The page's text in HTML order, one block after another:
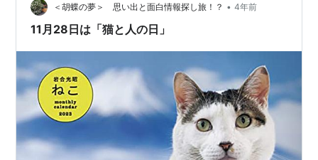
＜胡蝶の夢＞ 思い出と面白情報探し旅！？ • 4年前
11月28日は「猫と人の日」